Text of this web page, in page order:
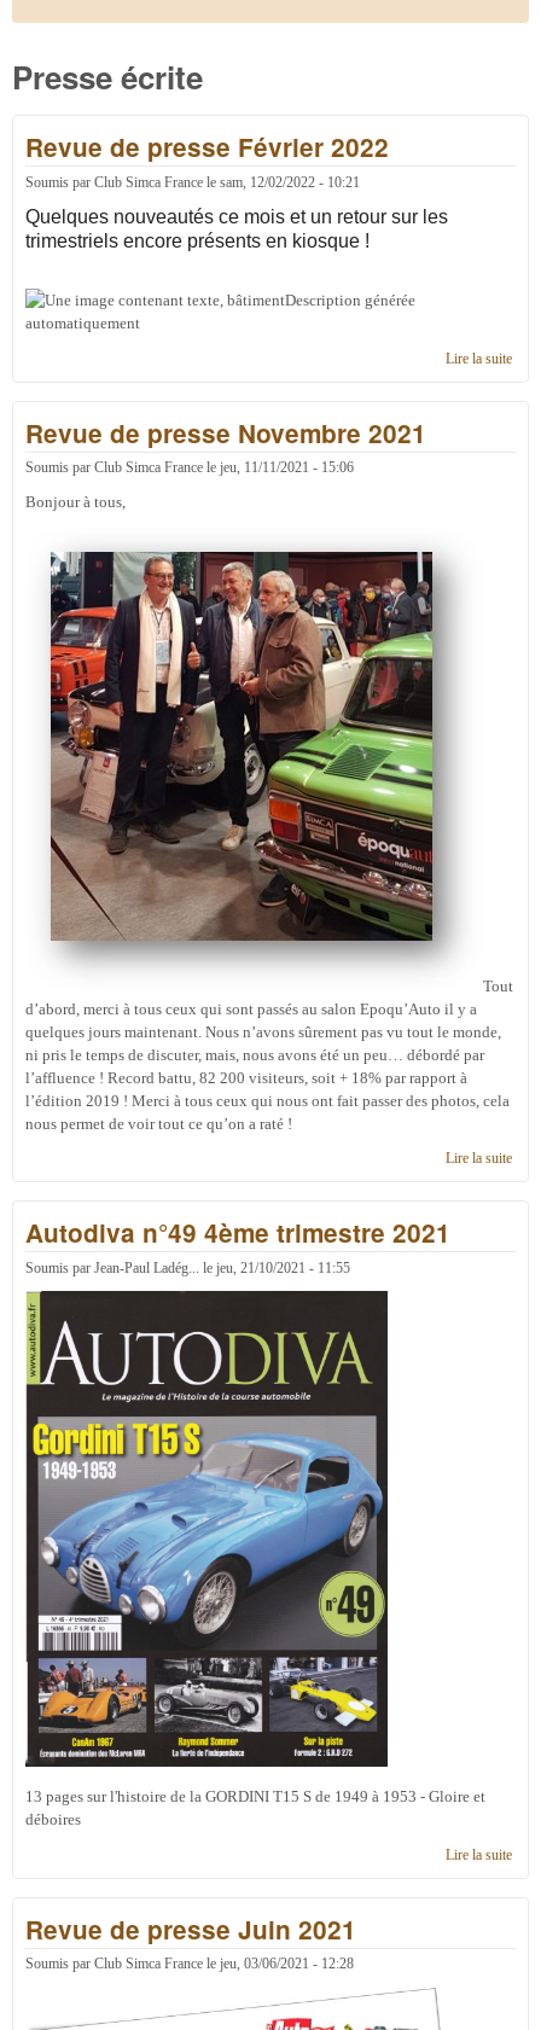
Presse écrite
Revue de presse Février 2022
Soumis par Club Simca France le sam, 12/02/2022 - 10:21
Quelques nouveautés ce mois et un retour sur les
trimestriels encore présents en kiosque !
Lire la suitede
Revue de presse Novembre 2021
Soumis par Club Simca France le jeu, 11/11/2021 - 15:06
Bonjour à tous,
Tout
d’abord, merci à tous ceux qui sont passés au salon Epoqu’Auto il y a
quelques jours maintenant. Nous n’avons sûrement pas vu tout le monde,
ni pris le temps de discuter, mais, nous avons été un peu… débordé par
l’affluence ! Record battu, 82 200 visiteurs, soit + 18% par rapport à
l’édition 2019 ! Merci à tous ceux qui nous ont fait passer des photos, cela
nous permet de voir tout ce qu’on a raté !
Lire la suitede
Autodiva n°49 4ème trimestre 2021
Soumis par Jean-Paul Ladég... le jeu, 21/10/2021 - 11:55
13 pages sur l'histoire de la GORDINI T15 S de 1949 à 1953 - Gloire et
déboires
Lire la suitede
Revue de presse Juin 2021
Soumis par Club Simca France le jeu, 03/06/2021 - 12:28